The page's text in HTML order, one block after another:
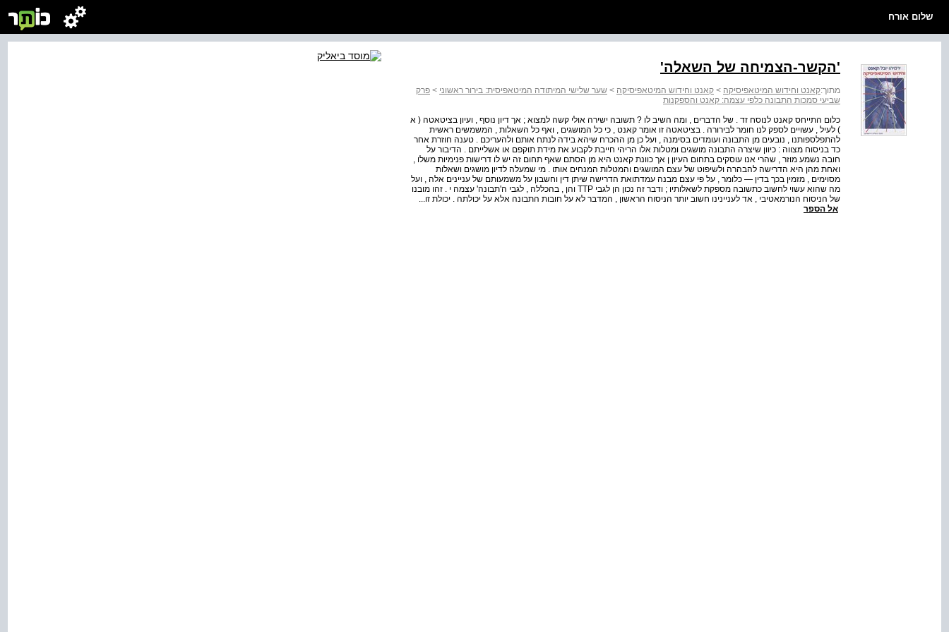
שלום אורח
'הקשר-הצמיחה של השאלה'
מתוך:קאנט וחידוש המיטאפיסיקה > קאנט וחידוש המיטאפיסיקה > שער שלישי המיתודה המיטאפיסית: בירור ראשוני > פרק
שביעי סמכות התבונה כלפי עצמה: קאנט והספקנות
כלום התייחס קאנט לנוסח זד . של הדברים , ומה השיב לו ? תשובה ישירה אולי קשה למצוא ; אך דיון נוסף , ועיון בציטאטה ( א
) לעיל , עשויים לספק לנו חומר לבירורה . בציטאטה זו אומר קאנט , כי כל המושגים , ואף כל השאלות , המשמשים ראשית
להתפלספותנו , נובעים מן התבונה ועומדים בסימנה , ועל כן מן ההכרח שיהא בידה לנתח אותם ולהעריכם . טענה חוזרת אחר
כד בניסוח מצווה : כיוון שיצרה התבונה מושגים ומטלות אלו הריהי חייבת לקבוע את מידת תוקפם או אשלייתם . הדיבור על
חובה נשמע מוזר , שהרי אנו עוסקים בתחום העיון ן אך כוונת קאנט היא מן הסתם שאף תחום זה יש לו דרישות פנימיות משלו ,
ואחת מהן היא הדרישה להבהרה ולשיפוט של עצם המושגים והמטלות המנחים אותו . מי שמעלה לדיון מושגים ושאלות
מסוימים , מזמין בכך בדין — כלומר , על פי עצם מבנה עמדתואת הדרישה שיתן דין וחשבון על משמעותם של עניינים אלה , ועל
מה שהוא עשוי לחשוב כתשובה מספקת לשאלותיו ; ודבר זה נכון הן לגבי TTP והן , בהכללה , לגבי ה'תבונה' עצמה י . זהו מובנו
של הניסוח הנורמאטיבי , אד לעניינינו חשוב יותר הניסוח הראשון , המדבר לא על חובות התבונה אלא על יכולתה . יכולת זו...
אל הספר